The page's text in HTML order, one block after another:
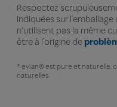
Respectez
indiquées sur
n'utilisent pas la même
être à l’origine de
* evian® est pure et naturelle,
naturelles.